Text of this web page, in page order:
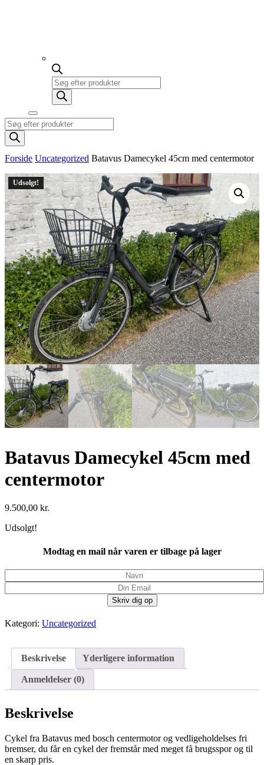
Products
search
Products
search
Forside Uncategorized Batavus Damecykel 45cm med centermotor
Udsolgt!
Batavus Damecykel 45cm med
centermotor
9.500,00 kr.
Udsolgt!
Modtag en mail når varen er tilbage på lager
Kategori: Uncategorized
Beskrivelse Yderligere information
Anmeldelser (0)
Beskrivelse
Cykel fra Batavus med bosch centermotor og vedligeholdelses fri
bremser, du får en cykel der fremstår med meget få brugsspor og til
en skarp pris.